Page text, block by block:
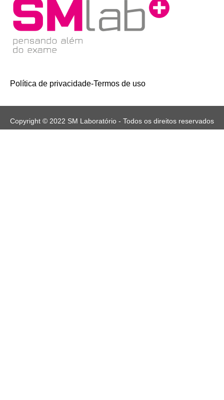
Política de privacidade-Termos de uso
Copyright © 2022 SM Laboratório - Todos os direitos reservados